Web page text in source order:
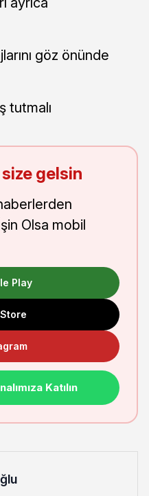
göz önünde
tutmalı
gelsin
Olsa mobil
Play
Katılın